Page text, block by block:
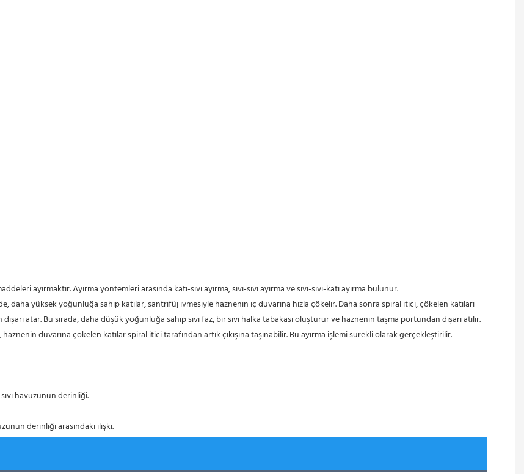
ayırmaktır. Ayırma yöntemleri arasında katı-sıvı ayırma, sıvı-sıvı ayırma ve sıvı-sıvı-katı ayırma bulunur.
atar. Bu sırada, daha düşük yoğunluğa sahip sıvı faz, bir sıvı halka tabakası oluşturur ve haznenin taşma portundan dışarı atılır.
duvarına çökelen katılar spiral itici tarafından artık çıkışına taşınabilir. Bu ayırma işlemi sürekli olarak gerçekleştirilir.
havuzunun derinliği.
derinliği arasındaki ilişki.